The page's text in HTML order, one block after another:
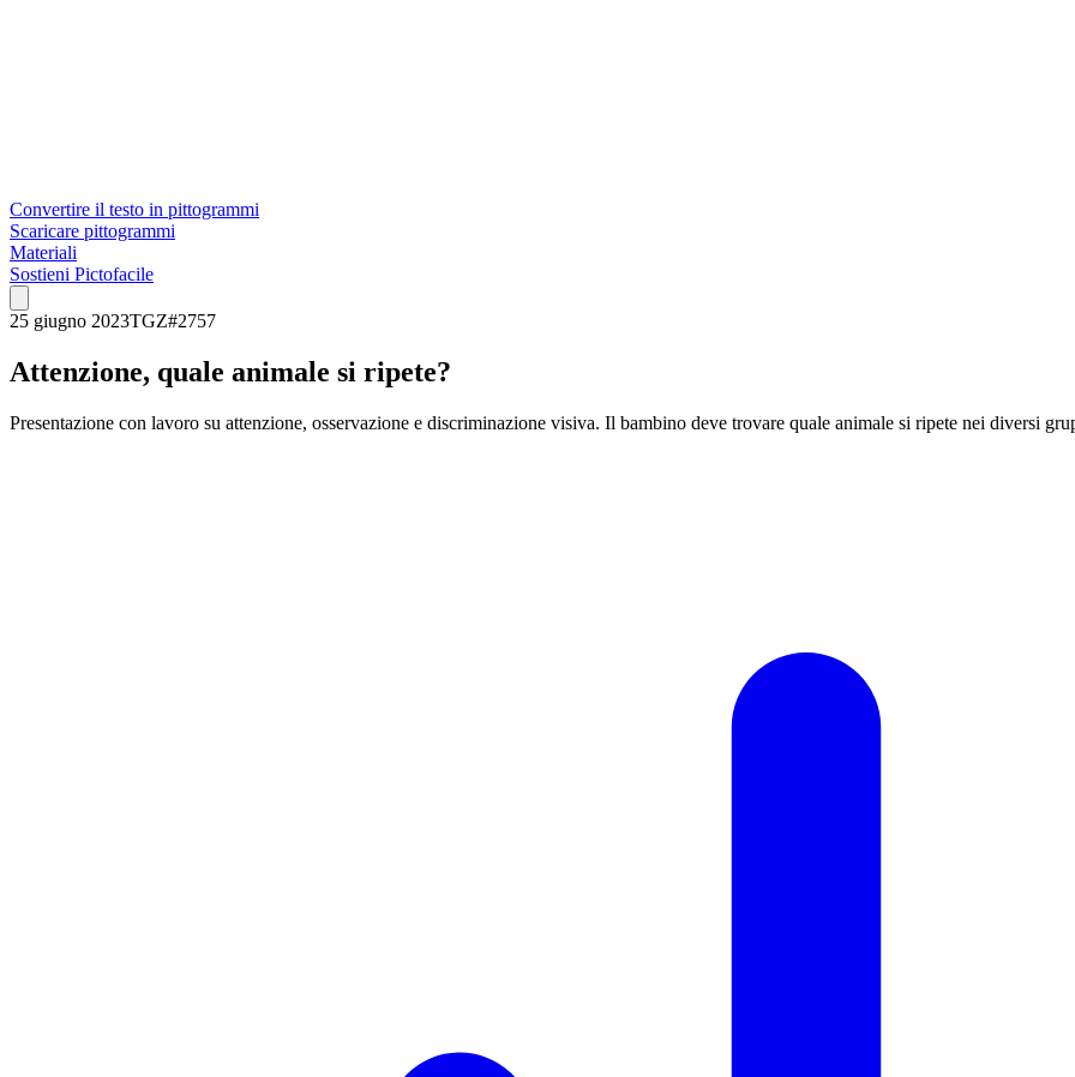
Convertire il testo in pittogrammi
Scaricare pittogrammi
Materiali
Sostieni Pictofacile
25 giugno 2023TGZ#2757
Attenzione, quale animale si ripete?
Presentazione con lavoro su attenzione, osservazione e discriminazione visiva. Il bambino deve trovare quale animale si ripete nei diversi